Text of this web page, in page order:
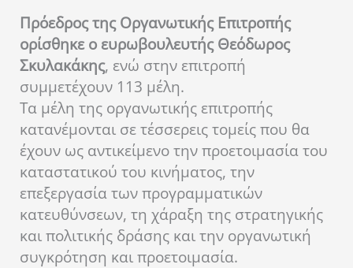
Πρόεδρος της Οργανωτικής Επιτροπής
ορίσθηκε ο ευρωβουλευτής Θεόδωρος
Σκυλακάκης, ενώ στην επιτροπή
συμμετέχουν 113 μέλη.
Τα μέλη της οργανωτικής επιτροπής
κατανέμονται σε τέσσερεις τομείς που θα
έχουν ως αντικείμενο την προετοιμασία του
καταστατικού του κινήματος, την
επεξεργασία των προγραμματικών
κατευθύνσεων, τη χάραξη της στρατηγικής
και πολιτικής δράσης και την οργανωτική
συγκρότηση και προετοιμασία.